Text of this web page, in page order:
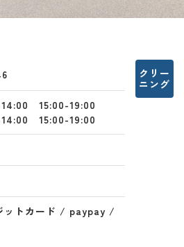
15:00-19:00
15:00-19:00
ットカード / paypay /
クリー
ニング